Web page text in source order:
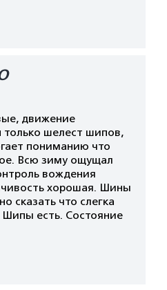
движение
шелест шипов,
пониманию что
Всю зиму ощущал
вождения
хорошая. Шины
сказать что слегка
Шипы есть. Состояние